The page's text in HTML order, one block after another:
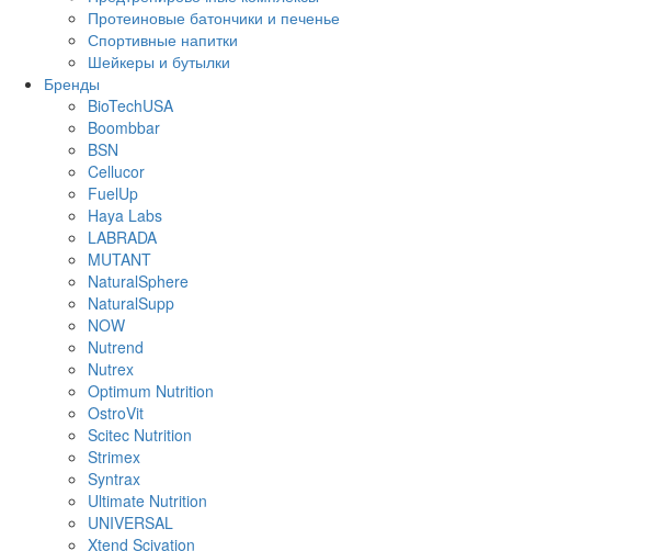
Протеиновые батончики и печенье
Спортивные напитки
Шейкеры и бутылки
Бренды
BioTechUSA
Boombbar
BSN
Cellucor
FuelUp
Haya Labs
LABRADA
MUTANT
NaturalSphere
NaturalSupp
NOW
Nutrend
Nutrex
Optimum Nutrition
OstroVit
Scitec Nutrition
Strimex
Syntrax
Ultimate Nutrition
UNIVERSAL
Xtend Scivation